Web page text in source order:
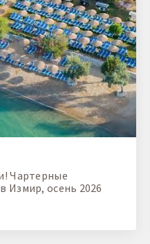
Чартерные
Измир, осень 2026